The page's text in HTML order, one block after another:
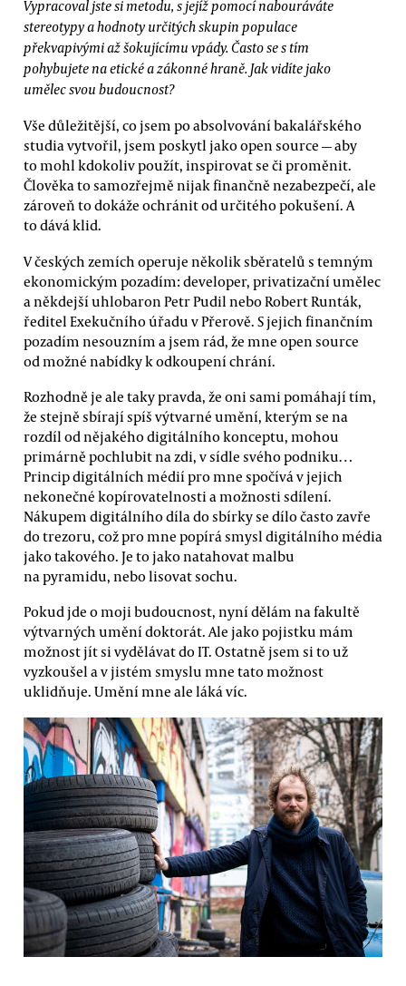
Vypracoval jste si metodu, s jejíž pomocí nabouráváte
stereotypy a hodnoty určitých skupin populace
překvapivými až šokujícímu vpády. Často se s tím
pohybujete na etické a zákonné hraně. Jak vidíte jako
umělec svou budoucnost?
Vše důležitější, co jsem po absolvování bakalářského
studia vytvořil, jsem poskytl jako open source — aby
to mohl kdokoliv použít, inspirovat se či proměnit.
Člověka to samozřejmě nijak finančně nezabezpečí, ale
zároveň to dokáže ochránit od určitého pokušení. A
to dává klid.
V českých zemích operuje několik sběratelů s temným
ekonomickým pozadím: developer, privatizační umělec
a někdejší uhlobaron Petr Pudil nebo Robert Runták,
ředitel Exekučního úřadu v Přerově. S jejich finančním
pozadím nesouzním a jsem rád, že mne open source
od možné nabídky k odkoupení chrání.
Rozhodně je ale taky pravda, že oni sami pomáhají tím,
že stejně sbírají spíš výtvarné umění, kterým se na
rozdíl od nějakého digitálního konceptu, mohou
primárně pochlubit na zdi, v sídle svého podniku…
Princip digitálních médií pro mne spočívá v jejich
nekonečné kopírovatelnosti a možnosti sdílení.
Nákupem digitálního díla do sbírky se dílo často zavře
do trezoru, což pro mne popírá smysl digitálního média
jako takového. Je to jako natahovat malbu
na pyramidu, nebo lisovat sochu.
Pokud jde o moji budoucnost, nyní dělám na fakultě
výtvarných umění doktorát. Ale jako pojistku mám
možnost jít si vydělávat do IT. Ostatně jsem si to už
vyzkoušel a v jistém smyslu mne tato možnost
uklidňuje. Umění mne ale láká víc.